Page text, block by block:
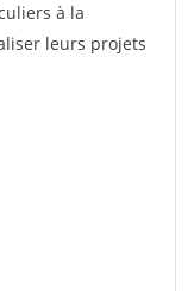
à la
leurs projets